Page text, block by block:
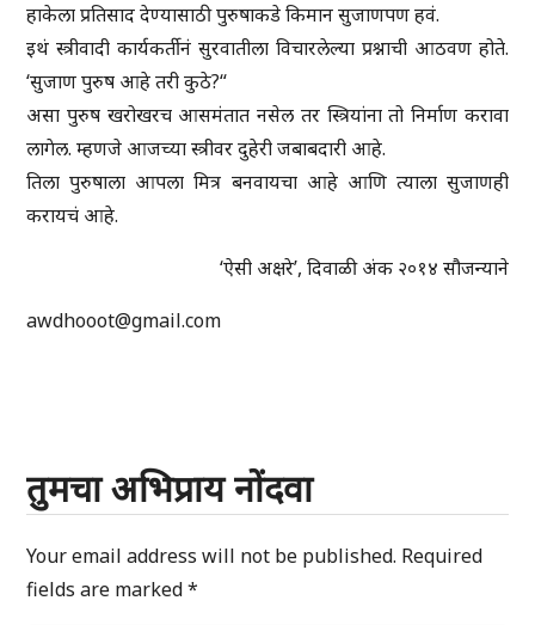
हाकेला प्रतिसाद देण्यासाठी पुरुषाकडे किमान सुजाणपण हवं.
इथं स्त्रीवादी कार्यकर्तीनं सुरवातीला विचारलेल्या प्रश्नाची आठवण होते.
‘सुजाण पुरुष आहे तरी कुठे?“
असा पुरुष खरोखरच आसमंतात नसेल तर स्त्रियांना तो निर्माण करावा
लागेल. म्हणजे आजच्या स्त्रीवर दुहेरी जबाबदारी आहे.
तिला पुरुषाला आपला मित्र बनवायचा आहे आणि त्याला सुजाणही
करायचं आहे.
‘ऐसी अक्षरे’, दिवाळी अंक २०१४ सौजन्याने
awdhooot@gmail.com
तुमचा अभिप्राय नोंदवा
Your email address will not be published. Required
fields are marked*